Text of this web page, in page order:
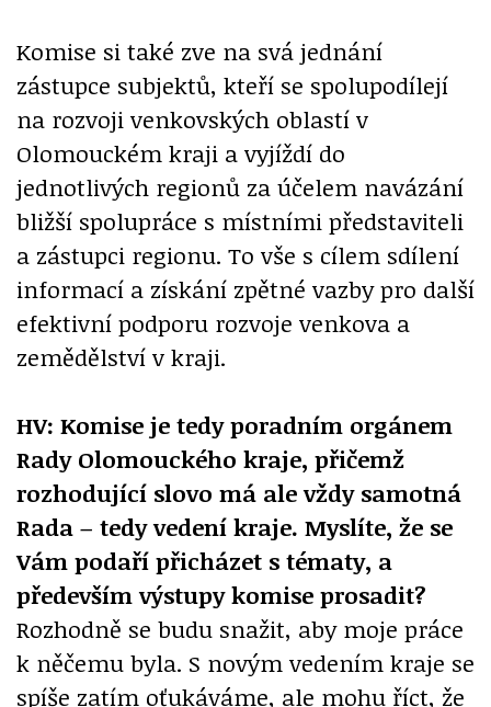
Komise si také zve na svá jednání
zástupce subjektů, kteří se spolupodílejí
na rozvoji venkovských oblastí v
Olomouckém kraji a vyjíždí do
jednotlivých regionů za účelem navázání
bližší spolupráce s místními představiteli
a zástupci regionu. To vše s cílem sdílení
informací a získání zpětné vazby pro další
efektivní podporu rozvoje venkova a
zemědělství v kraji.
HV: Komise je tedy poradním orgánem
Rady Olomouckého kraje, přičemž
rozhodující slovo má ale vždy samotná
Rada – tedy vedení kraje. Myslíte, že se
Vám podaří přicházet s tématy, a
především výstupy komise prosadit?
Rozhodně se budu snažit, aby moje práce
k něčemu byla. S novým vedením kraje se
spíše zatím oťukáváme, ale mohu říct, že